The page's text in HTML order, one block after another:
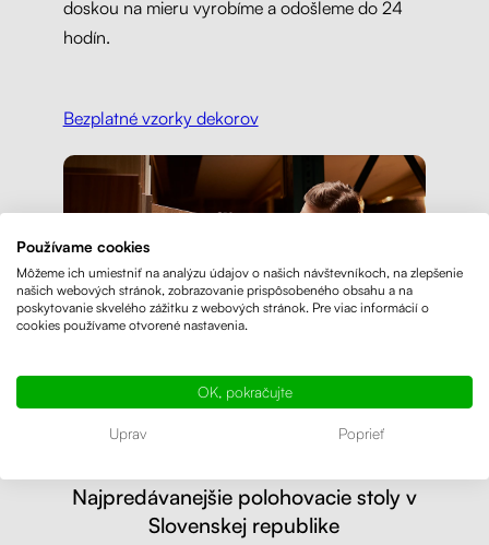
doskou na mieru vyrobíme a odošleme do 24
hodín.
Bezplatné vzorky dekorov
Najpredávanejšie polohovacie stoly v
Slovenskej republike
Používame cookies
Môžeme ich umiestniť na analýzu údajov o našich návštevníkoch, na zlepšenie
našich webových stránok, zobrazovanie prispôsobeného obsahu a na
poskytovanie skvelého zážitku z webových stránok. Pre viac informácií o
cookies používame otvorené nastavenia.
OK, pokračujte
Uprav Poprieť